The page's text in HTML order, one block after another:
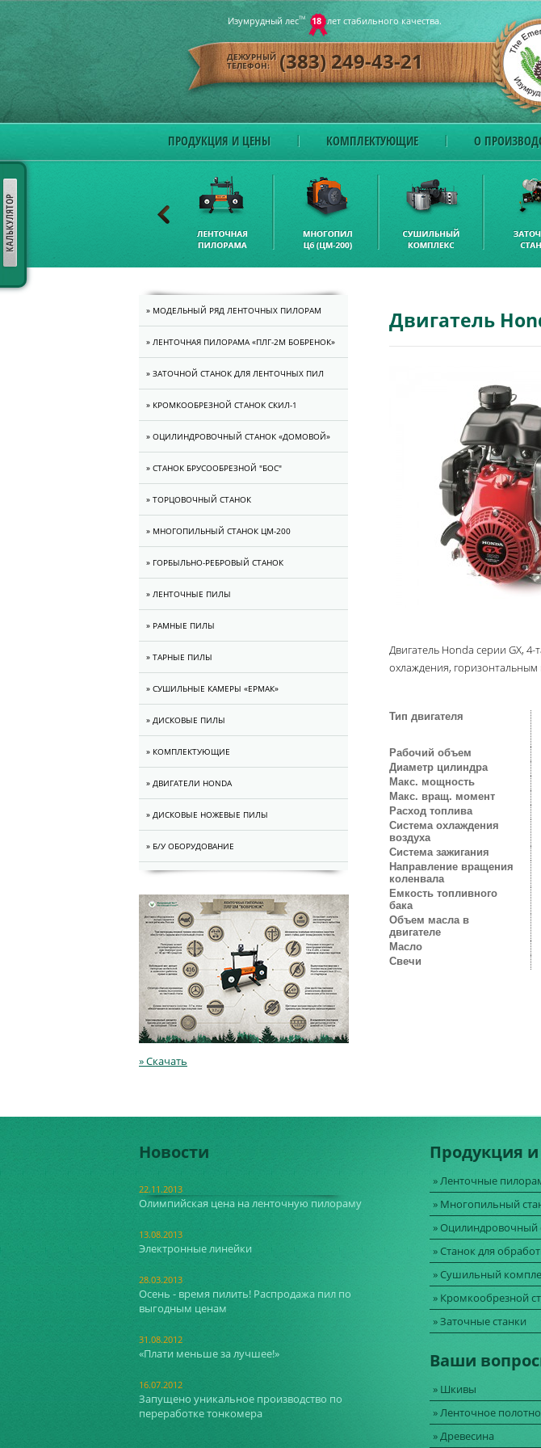
Изумрудный лесТМ 18 лет стабильного качества.
ДЕЖУРНЫЙ
ТЕЛЕФОН: (383) 249-43-21
ПРОДУКЦИЯ И ЦЕНЫ КОМПЛЕКТУЮЩИЕ О
» МОДЕЛЬНЫЙ РЯД ЛЕНТОЧНЫХ ПИЛОРАМ
» ЛЕНТОЧНАЯ ПИЛОРАМА «ПЛГ-2M БОБРЕНОК»
» ЗАТОЧНОЙ СТАНОК ДЛЯ ЛЕНТОЧНЫХ ПИЛ
» КРОМКООБРЕЗНОЙ СТАНОК СКИЛ-1
» ОЦИЛИНДРОВОЧНЫЙ СТАНОК «ДОМОВОЙ»
» СТАНОК БРУСООБРЕЗНОЙ "БОС"
» ТОРЦОВОЧНЫЙ СТАНОК
» МНОГОПИЛЬНЫЙ СТАНОК ЦМ-200
» ГОРБЫЛЬНО-РЕБРОВЫЙ СТАНОК
» ЛЕНТОЧНЫЕ ПИЛЫ
» РАМНЫЕ ПИЛЫ
» ТАРНЫЕ ПИЛЫ
» CУШИЛЬНЫЕ КАМЕРЫ «ЕРМАК»
» ДИСКОВЫЕ ПИЛЫ
» КОМПЛЕКТУЮЩИЕ
» ДВИГАТЕЛИ HONDA
» ДИСКОВЫЕ НОЖЕВЫЕ ПИЛЫ
» Б/У ОБОРУДОВАНИЕ
» Скачать
Двигатель
Двигатель Honda серии GX,
охлаждения,
Тип двигателя
Рабочий объем
Диаметр цилиндра
Макс. мощность
Макс. вращ. момент
Расход топлива
Система охлаждения
воздуха
Система зажигания
Направление вращения
коленвала
Емкость топливного
бака
Объем масла в
двигателе
Масло
Свечи
Новости
22.11.2013
Олимпийская цена на ленточную пилораму
13.08.2013
Электронные линейки
28.03.2013
Осень - время пилить! Распродажа пил по
выгодным ценам
31.08.2012
«Плати меньше за лучшее!»
16.07.2012
Запущено уникальное производство по
переработке тонкомера
Продукция
» Ленточные
» Многопильный
» Оцилиндровочный
» Станок для
» Сушильный
» Кромкообрезной
» Заточные станки
Ваши
» Шкивы
» Ленточное полотно
» Древесина